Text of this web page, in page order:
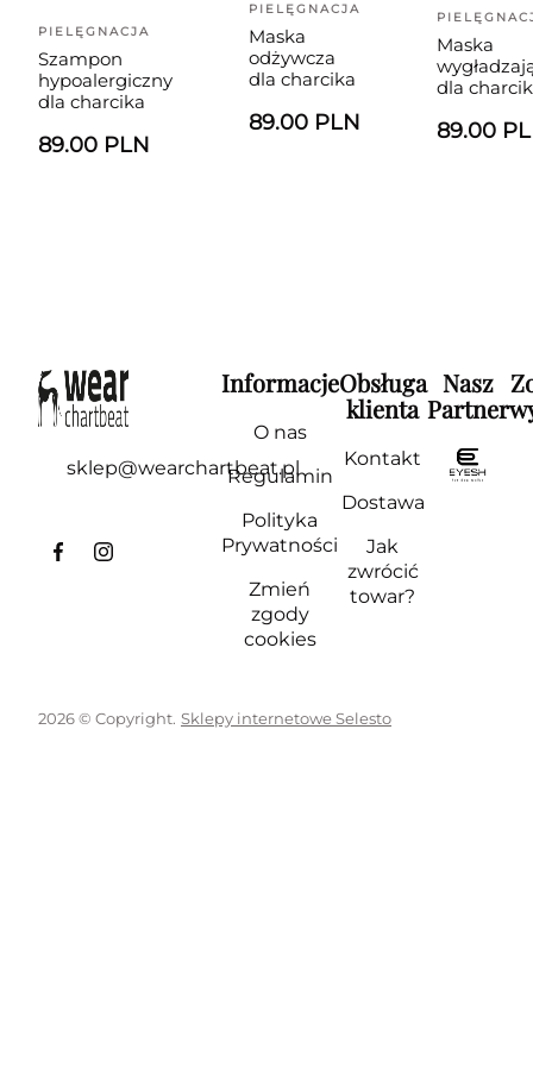
PIELĘGNACJA
Szampon
hypoalergiczny
dla charcika
89.00 PLN
PIELĘGNACJA
Maska
odżywcza
dla charcika
89.00 PLN
Maska
dla
89.00
sklep@wearchartbeat.pl
Informacje
O nas
Regulamin
Polityka
Prywatności
Zmień
zgody
cookies
Obsługa
klienta
Kontakt
Dostawa
Jak
zwrócić
towar?
Nasz
Partner
2026 © Copyright. Sklepy internetowe Selesto